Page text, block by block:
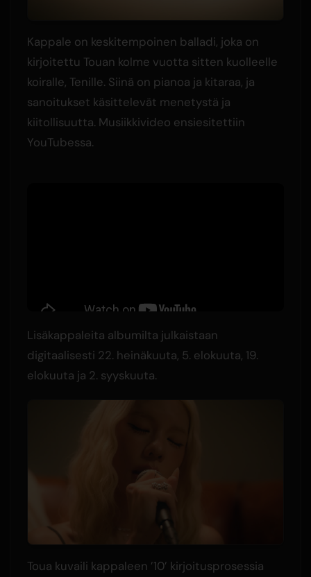
Kappale on keskitempoinen balladi, joka on
kirjoitettu Touan kolme vuotta sitten kuolleelle
koiralle, Tenille. Siinä on pianoa ja kitaraa, ja
sanoitukset käsittelevät menetystä ja
kiitollisuutta. Musiikkivideo ensiesitettiin
YouTubessa.
Lisäkappaleita albumilta julkaistaan
digitaalisesti 22. heinäkuuta, 5. elokuuta, 19.
elokuuta ja 2. syyskuuta.
Toua kuvaili kappaleen ’10’ kirjoitusprosessia